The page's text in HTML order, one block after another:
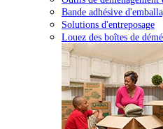
Bande adhésive
Solutions d'entreposage
Louez des boîtes de